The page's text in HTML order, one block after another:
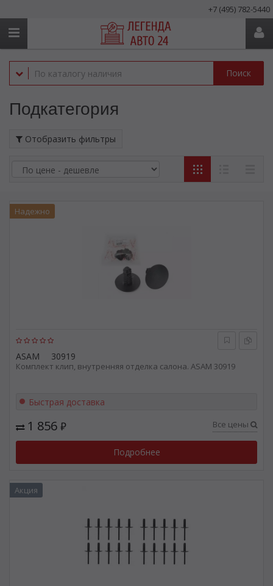
+7 (495) 782-5440
Поиск
Подкатегория
Отобразить фильтры
ASAM 30919
Комплект клип, внутренняя отделка салона. ASAM 30919
Надежно
Быстрая доставка
1 856 ₽ Все цены
Подробнее
Акция